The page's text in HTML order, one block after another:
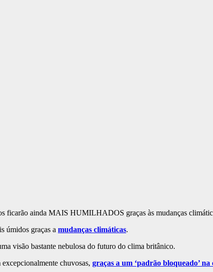
úmidos graças a mudanças climáticas.
visão bastante nebulosa do futuro do clima britânico.
chuvosas, graças a um ‘padrão bloqueado’